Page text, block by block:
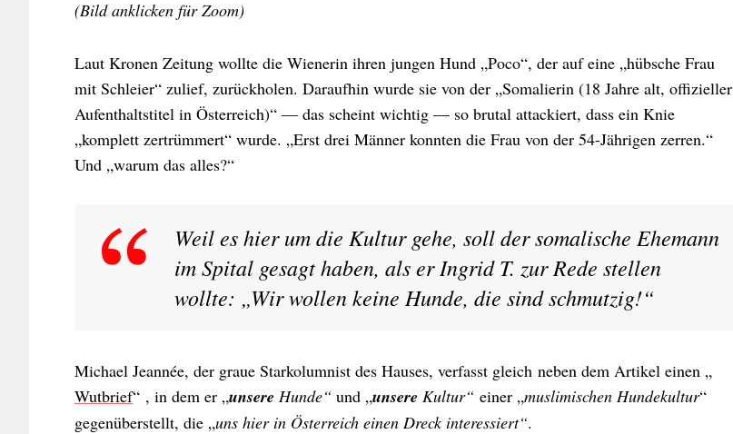
(Bild anklicken für Zoom)
Laut Kronen Zeitung wollte die Wienerin ihren jungen Hund „Poco“, der auf eine „hübsche Frau
mit Schleier“ zulief, zurückholen. Daraufhin wurde sie von der „Somalierin (18 Jahre alt, offizieller
Aufenthaltstitel in Österreich)“ — das scheint wichtig — so brutal attackiert, dass ein Knie
„komplett zertrümmert“ wurde. „Erst drei Männer konnten die Frau von der 54-Jährigen zerren.“
Und „warum das alles?“
Weil es hier um die Kultur gehe, soll der somalische Ehemann
im Spital gesagt haben, als er Ingrid T. zur Rede stellen
wollte: „Wir wollen keine Hunde, die sind schmutzig!“
Michael Jeannée, der graue Starkolumnist des Hauses, verfasst gleich neben dem Artikel einen „
Wutbrief“ , in dem er „unsere Hunde“ und „unsere Kultur“ einer „muslimischen Hundekultur“
gegenüberstellt, die „uns hier in Österreich einen Dreck interessiert“.